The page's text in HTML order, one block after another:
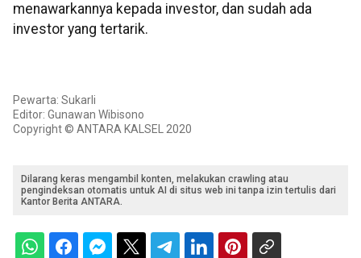
menawarkannya kepada investor, dan sudah ada
investor yang tertarik.
Pewarta: Sukarli
Editor: Gunawan Wibisono
Copyright © ANTARA KALSEL 2020
Dilarang keras mengambil konten, melakukan crawling atau
pengindeksan otomatis untuk AI di situs web ini tanpa izin tertulis dari
Kantor Berita ANTARA.